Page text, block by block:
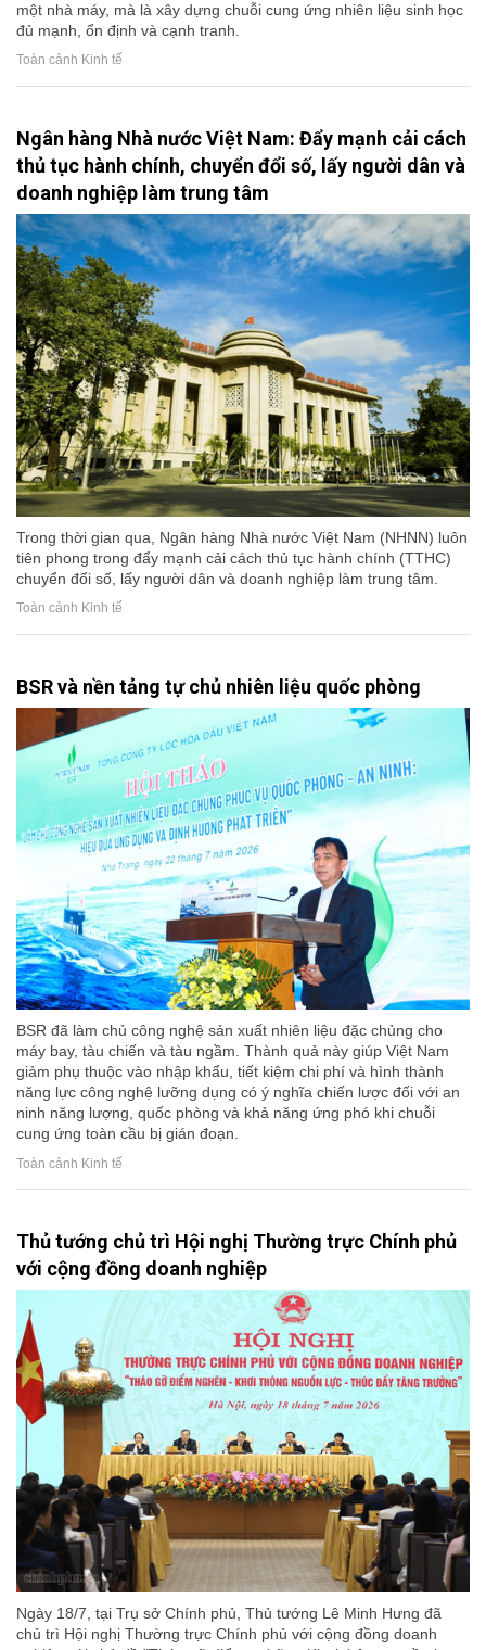
một nhà máy, mà là xây dựng chuỗi cung ứng nhiên liệu sinh học
đủ mạnh, ổn định và cạnh tranh.
Toàn cảnh Kinh tế
Ngân hàng Nhà nước Việt Nam: Đẩy mạnh cải cách
thủ tục hành chính, chuyển đổi số, lấy người dân và
doanh nghiệp làm trung tâm
Trong thời gian qua, Ngân hàng Nhà nước Việt Nam (NHNN) luôn
tiên phong trong đẩy mạnh cải cách thủ tục hành chính (TTHC)
chuyển đổi số, lấy người dân và doanh nghiệp làm trung tâm.
Toàn cảnh Kinh tế
BSR và nền tảng tự chủ nhiên liệu quốc phòng
BSR đã làm chủ công nghệ sản xuất nhiên liệu đặc chủng cho
máy bay, tàu chiến và tàu ngầm. Thành quả này giúp Việt Nam
giảm phụ thuộc vào nhập khẩu, tiết kiệm chi phí và hình thành
năng lực công nghệ lưỡng dụng có ý nghĩa chiến lược đối với an
ninh năng lượng, quốc phòng và khả năng ứng phó khi chuỗi
cung ứng toàn cầu bị gián đoạn.
Toàn cảnh Kinh tế
Thủ tướng chủ trì Hội nghị Thường trực Chính phủ
với cộng đồng doanh nghiệp
Ngày 18/7, tại Trụ sở Chính phủ, Thủ tướng Lê Minh Hưng đã
chủ trì Hội nghị Thường trực Chính phủ với cộng đồng doanh